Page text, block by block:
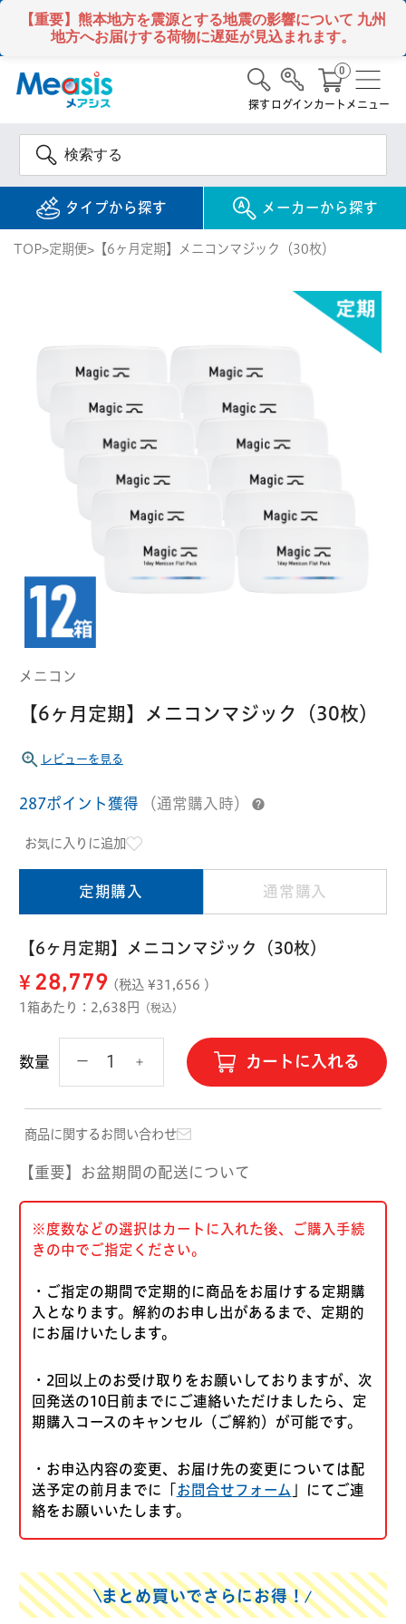
【重要】熊本地方を震源とする地震の影響について 九州
地方へお届けする荷物に遅延が見込まれます。
タイプから探す メーカーから探す
探す ログインカート
0
メニュー
2WEEK / 2週間 使い捨て
1MONTH / 1ヶ月 使い捨て
乱視用コンタクトレンズ
遠近両用コンタクトレンズ
コンタクトレンズ
ハード コンタクトレンズ
ソフト
定期便
ケア用品
ハード用
オプション品
クーパービジョン ボシュロム
日本アルコン シード
検 索
MYコンタクト（らくらく再購入）
はじめての方へ
おトク定期便
Myクーポン
ご利用案内
当社について
TOP 定期便 【6ヶ月定期】メニコンマジック（30枚）
メニコン
【6ヶ月定期】メニコンマジック（30枚）
レビューを見る
287ポイント獲得 （通常購入時）
お気に入りに追加
定期購入 通常購入
【6ヶ月定期】メニコンマジック（30枚）
¥ 28,779 (税込 ¥31,656 )
1箱あたり：2,638円
（税込）
数量 カートに入れる
商品に関するお問い合わせ
【重要】お盆期間の配送について
※度数などの選択はカートに入れた後、ご購入手続
きの中でご指定ください。
・ご指定の期間で定期的に商品をお届けする定期購
入となります。解約のお申し出があるまで、定期的
にお届けいたします。
・2回以上のお受け取りをお願いしておりますが、次
回発送の10日前までにご連絡いただけましたら、定
期購入コースのキャンセル（ご解約）が可能です。
・お申込内容の変更、お届け先の変更については配
送予定の前月までに「お問合せフォーム 」にてご連
絡をお願いいたします。
まとめ買いでさらにお得！